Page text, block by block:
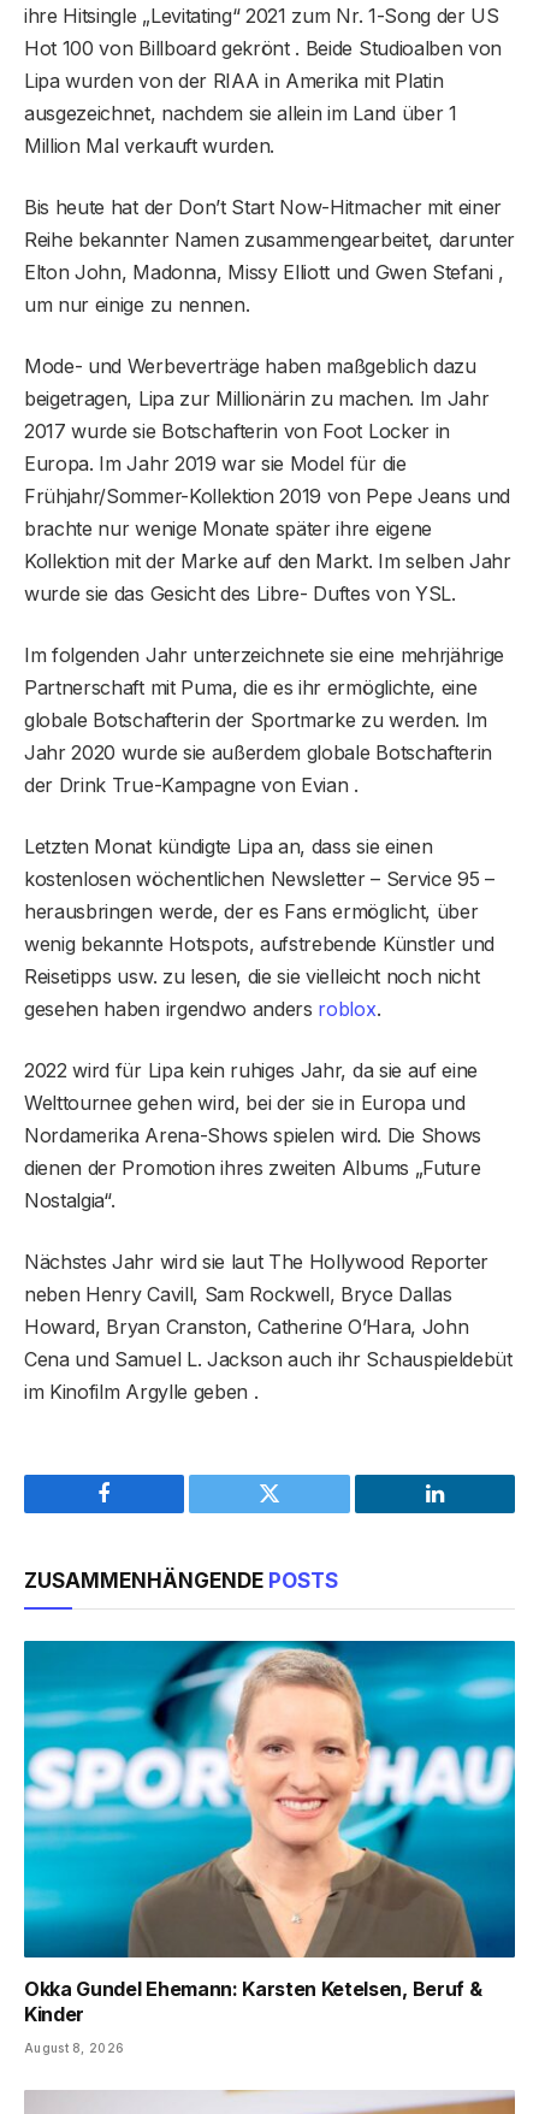
ihre Hitsingle „Levitating“ 2021 zum Nr. 1-Song der US
Hot 100 von Billboard gekrönt . Beide Studioalben von
Lipa wurden von der RIAA in Amerika mit Platin
ausgezeichnet, nachdem sie allein im Land über 1
Million Mal verkauft wurden.
Bis heute hat der Don’t Start Now-Hitmacher mit einer
Reihe bekannter Namen zusammengearbeitet, darunter
Elton John, Madonna, Missy Elliott und Gwen Stefani ,
um nur einige zu nennen.
Mode- und Werbeverträge haben maßgeblich dazu
beigetragen, Lipa zur Millionärin zu machen. Im Jahr
2017 wurde sie Botschafterin von Foot Locker in
Europa. Im Jahr 2019 war sie Model für die
Frühjahr/Sommer-Kollektion 2019 von Pepe Jeans und
brachte nur wenige Monate später ihre eigene
Kollektion mit der Marke auf den Markt. Im selben Jahr
wurde sie das Gesicht des Libre- Duftes von YSL.
Im folgenden Jahr unterzeichnete sie eine mehrjährige
Partnerschaft mit Puma, die es ihr ermöglichte, eine
globale Botschafterin der Sportmarke zu werden. Im
Jahr 2020 wurde sie außerdem globale Botschafterin
der Drink True-Kampagne von Evian .
Letzten Monat kündigte Lipa an, dass sie einen
kostenlosen wöchentlichen Newsletter – Service 95 –
herausbringen werde, der es Fans ermöglicht, über
wenig bekannte Hotspots, aufstrebende Künstler und
Reisetipps usw. zu lesen, die sie vielleicht noch nicht
gesehen haben irgendwo anders roblox.
2022 wird für Lipa kein ruhiges Jahr, da sie auf eine
Welttournee gehen wird, bei der sie in Europa und
Nordamerika Arena-Shows spielen wird. Die Shows
dienen der Promotion ihres zweiten Albums „Future
Nostalgia“.
Nächstes Jahr wird sie laut The Hollywood Reporter
neben Henry Cavill, Sam Rockwell, Bryce Dallas
Howard, Bryan Cranston, Catherine O’Hara, John
Cena und Samuel L. Jackson auch ihr Schauspieldebüt
im Kinofilm Argylle geben .
Facebook Twitter LinkedIn
ZUSAMMENHÄNGENDE POSTS
Okka Gundel Ehemann: Karsten Ketelsen, Beruf &
Kinder
August 8, 2026